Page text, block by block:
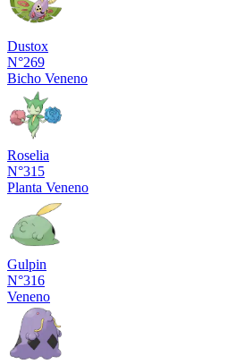
Dustox
N°269
Bicho Veneno
Roselia
N°315
Planta Veneno
Gulpin
N°316
Veneno